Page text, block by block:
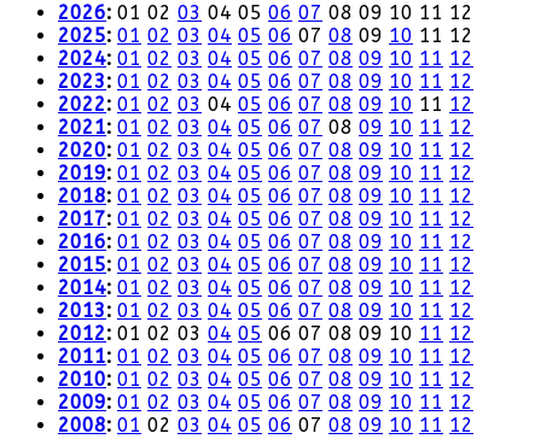
2026: 01 02 03 04 05 06 07 08 09 10 11 12
2025: 01 02 03 04 05 06 07 08 09 10 11 12
2024: 01 02 03 04 05 06 07 08 09 10 11 12
2023: 01 02 03 04 05 06 07 08 09 10 11 12
2022: 01 02 03 04 05 06 07 08 09 10 11 12
2021: 01 02 03 04 05 06 07 08 09 10 11 12
2020: 01 02 03 04 05 06 07 08 09 10 11 12
2019: 01 02 03 04 05 06 07 08 09 10 11 12
2018: 01 02 03 04 05 06 07 08 09 10 11 12
2017: 01 02 03 04 05 06 07 08 09 10 11 12
2016: 01 02 03 04 05 06 07 08 09 10 11 12
2015: 01 02 03 04 05 06 07 08 09 10 11 12
2014: 01 02 03 04 05 06 07 08 09 10 11 12
2013: 01 02 03 04 05 06 07 08 09 10 11 12
2012: 01 02 03 04 05 06 07 08 09 10 11 12
2011: 01 02 03 04 05 06 07 08 09 10 11 12
2010: 01 02 03 04 05 06 07 08 09 10 11 12
2009: 01 02 03 04 05 06 07 08 09 10 11 12
2008: 01 02 03 04 05 06 07 08 09 10 11 12